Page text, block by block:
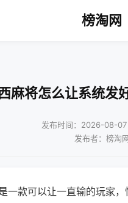
榜淘网
麻将怎么让系统发
发布时间：2026-08-07
发布者：榜淘
一款可以让一直输的玩家